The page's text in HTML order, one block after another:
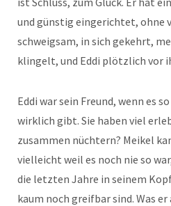
und günstig eingerichtet, ohne
schweigsam, in sich gekehrt,
klingelt, und Eddi plötzlich vor
Eddi war sein Freund, wenn es
wirklich gibt. Sie haben viel
zusammen nüchtern? Meikel
vielleicht weil es noch nie so
die letzten Jahre in seinem
kaum noch greifbar sind. Was